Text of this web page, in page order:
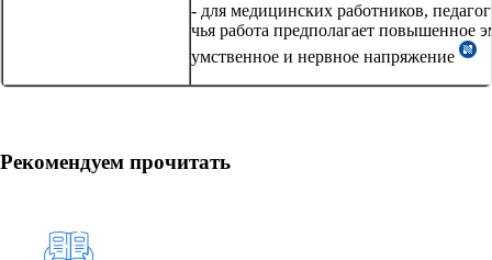
- для медицинских работников,
чья работа предполагает повышенное
умственное и нервное напряжение
Рекомендуем прочитать